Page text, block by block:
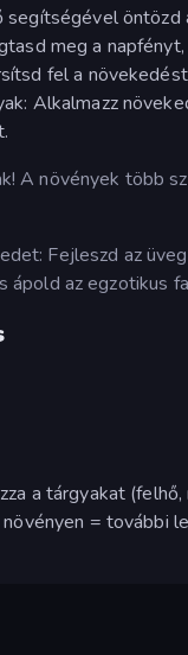
segítségével öntözd
meg a
fel a
Alkalmazz
A növények több
Fejleszd az
ápold az egzotikus
a tárgyakat
= további